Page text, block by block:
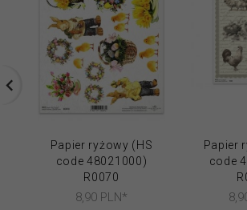
Papier ryżowy (HS
code 48021000)
R0070
8,90 PLN*
Papier
code
8,